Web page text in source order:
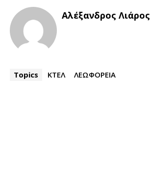
Αλέξανδρος Λιάρος
Topics ΚΤΕΛ ΛΕΩΦΟΡΕΙΑ